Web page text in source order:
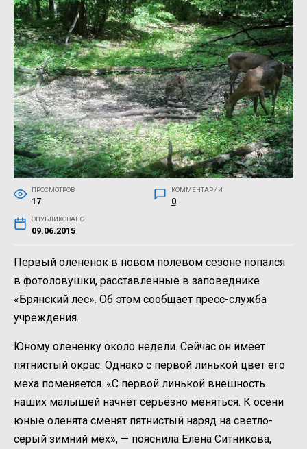
ПРОСМОТРОВ
17
КОММЕНТАРИИ
0
ОПУБЛИКОВАНО
09.06.2015
Первый олененок в новом полевом сезоне попался
в фотоловушки, расставленные в заповеднике
«Брянский лес». Об этом сообщает пресс-служба
учреждения.
Юному олененку около недели. Сейчас он имеет
пятнистый окрас. Однако с первой линькой цвет его
меха поменяется. «С первой линькой внешность
наших малышей начнёт серьёзно меняться. К осени
юные оленята сменят пятнистый наряд на светло-
серый зимний мех», — пояснила Елена Ситникова,